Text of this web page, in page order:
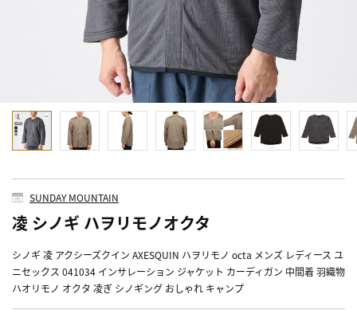
SUNDAY MOUNTAIN
凌 シノギ ハヲリモノオクタ
シノギ 凌 アクシーズクイン AXESQUIN ハヲリモノ octa メンズ レディース ユ
ニセックス 041034 インサレーション ジャケット カーディガン 中間着 羽織物
ハオリモノ オクタ 凌ぎ シノギング おしゃれ キャンプ